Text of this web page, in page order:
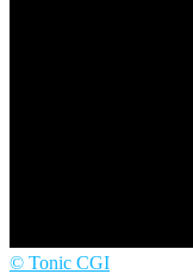
© Tonic CGI